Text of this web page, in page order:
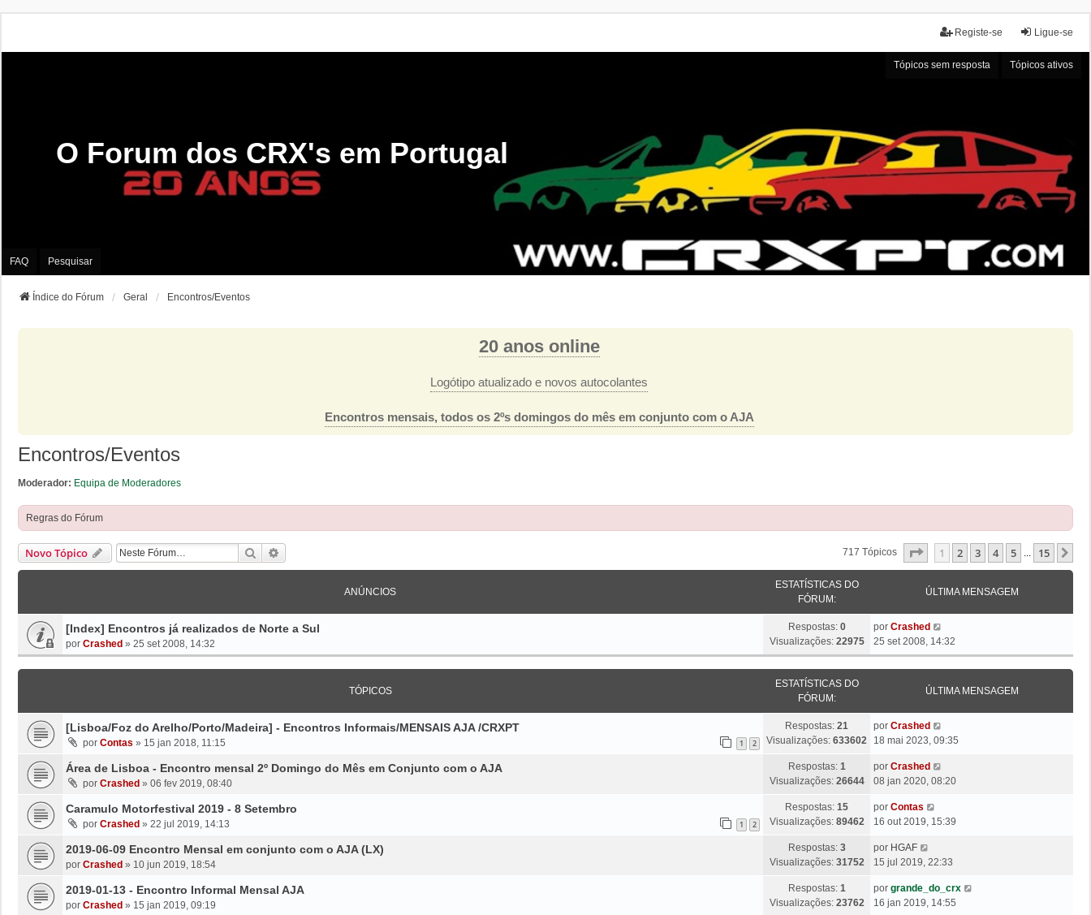
Ligue-se
Registe-se
Tópicos sem resposta Tópicos ativos
O Forum dos CRX's em Portugal
FAQ Pesquisar
Índice do Fórum Geral Encontros/Eventos
20 anos online
Logótipo atualizado e novos autocolantes
Encontros mensais, todos os 2ºs domingos do mês em conjunto com o AJA
Encontros/Eventos
Moderador: Equipa de Moderadores
Regras do Fórum
Novo Tópico Pesquisar 717 Tópicos Página1 De 15
1 2 3 4 5 ... 15
ANÚNCIOS
ESTATÍSTICAS DO
FÓRUM:
ÚLTIMA MENSAGEM
[Index] Encontros já realizados de Norte a Sul
por Crashed » 25 set 2008, 14:32
Respostas: 0
Visualizações: 22975
Ú
l
t
i
M
e
n
a
g
m
por Crashed
25 set 2008, 14:32
TÓPICOS
ESTATÍSTICAS DO
FÓRUM:
ÚLTIMA MENSAGEM
[Lisboa/Foz do Arelho/Porto/Madeira] - Encontros Informais/MENSAIS AJA /CRXPT
por Contas » 15 jan 2018, 11:15 1 2
Respostas: 21
Visualizações: 633602
Ú
l
i
m
M
e
s
g
e
por Crashed
18 mai 2023, 09:35
Área de Lisboa - Encontro mensal 2º Domingo do Mês em Conjunto com o AJA
por Crashed » 06 fev 2019, 08:40
Respostas: 1
Visualizações: 26644
Ú
l
i
m
M
e
s
por Crashed
08 jan 2020, 08:20
Caramulo Motorfestival 2019 - 8 Setembro
por Crashed » 22 jul 2019, 14:13 1 2
Respostas: 15
Visualizações: 89462
Ú
l
i
m
M
e
por Contas
16 out 2019, 15:39
2019-06-09 Encontro Mensal em conjunto com o AJA (LX)
por Crashed » 10 jun 2019, 18:54
Respostas: 3
Visualizações: 31752
Ú
l
i
m
por HGAF
15 jul 2019, 22:33
2019-01-13 - Encontro Informal Mensal AJA
por Crashed » 15 jan 2019, 09:19
Respostas: 1
Visualizações: 23762
Ú
l
por grande_do_crx
16 jan 2019, 14:55